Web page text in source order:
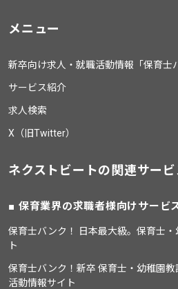
メニュー
新卒向け求人・就職活動情報「保育士
サービス紹介
求人検索
X（旧Twitter）
ネクストビートの関連サービ
保育業界の求職者様向けサービ
保育士バンク！ 日本最大級。保育士
ト
保育士バンク！新卒 保育士・幼稚園
活動情報サイト